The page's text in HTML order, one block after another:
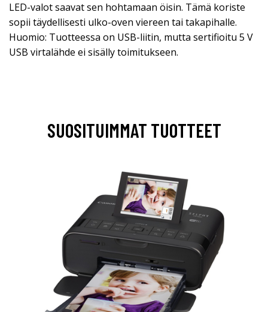
LED-valot saavat sen hohtamaan öisin. Tämä koriste
sopii täydellisesti ulko-oven viereen tai takapihalle.
Huomio: Tuotteessa on USB-liitin, mutta sertifioitu 5 V
USB virtalähde ei sisälly toimitukseen.
SUOSITUIMMAT TUOTTEET